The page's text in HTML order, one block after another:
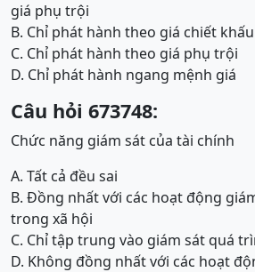
giá phụ trội
B. Chỉ phát hành theo giá chiết khấu
C. Chỉ phát hành theo giá phụ trội
D. Chỉ phát hành ngang mệnh giá
Câu hỏi 673748:
Chức năng giám sát của tài chính
A. Tất cả đều sai
B. Đồng nhất với các hoạt động
trong xã hội
C. Chỉ tập trung vào giám sát quá
D. Không đồng nhất với các hoạt